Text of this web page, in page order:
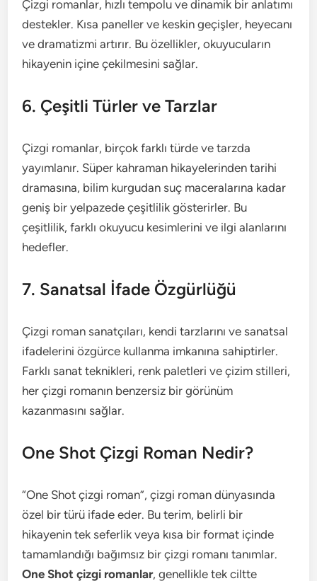
Çizgi romanlar, hızlı tempolu ve dinamik bir anlatımı
destekler. Kısa paneller ve keskin geçişler, heyecanı
ve dramatizmi artırır. Bu özellikler, okuyucuların
hikayenin içine çekilmesini sağlar.
6. Çeşitli Türler ve Tarzlar
Çizgi romanlar, birçok farklı türde ve tarzda
yayımlanır. Süper kahraman hikayelerinden tarihi
dramasına, bilim kurgudan suç maceralarına kadar
geniş bir yelpazede çeşitlilik gösterirler. Bu
çeşitlilik, farklı okuyucu kesimlerini ve ilgi alanlarını
hedefler.
7. Sanatsal İfade Özgürlüğü
Çizgi roman sanatçıları, kendi tarzlarını ve sanatsal
ifadelerini özgürce kullanma imkanına sahiptirler.
Farklı sanat teknikleri, renk paletleri ve çizim stilleri,
her çizgi romanın benzersiz bir görünüm
kazanmasını sağlar.
One Shot Çizgi Roman Nedir?
“One Shot çizgi roman”, çizgi roman dünyasında
özel bir türü ifade eder. Bu terim, belirli bir
hikayenin tek seferlik veya kısa bir format içinde
tamamlandığı bağımsız bir çizgi romanı tanımlar.
One Shot çizgi romanlar, genellikle tek ciltte